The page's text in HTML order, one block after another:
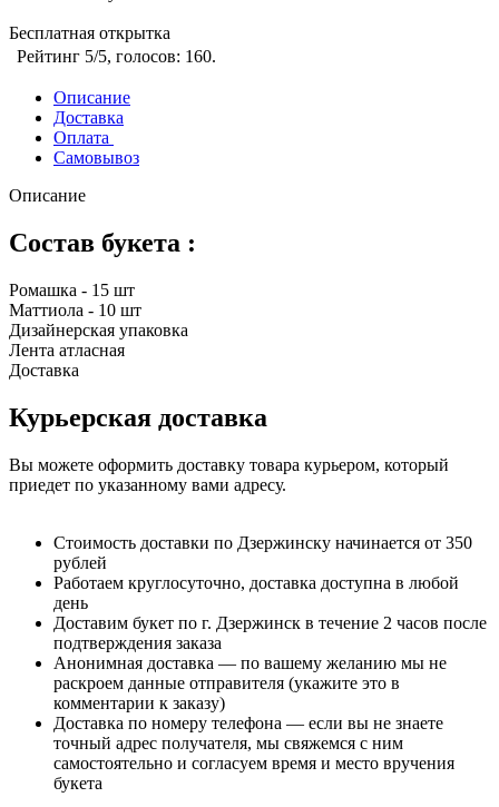
Бесплатная открытка
Рейтинг 5/5, голосов: 160.
Описание
Доставка
Оплата
Самовывоз
Описание
Состав букета :
Ромашка - 15 шт
Маттиола - 10 шт
Дизайнерская упаковка
Лента атласная
Доставка
Курьерская доставка
Вы можете оформить доставку товара курьером, который
приедет по указанному вами адресу.
Стоимость доставки по Дзержинску начинается от 350
рублей
Работаем круглосуточно, доставка доступна в любой
день
Доставим букет по г. Дзержинск в течение 2 часов после
подтверждения заказа
Анонимная доставка — по вашему желанию мы не
раскроем данные отправителя (укажите это в
комментарии к заказу)
Доставка по номеру телефона — если вы не знаете
точный адрес получателя, мы свяжемся с ним
самостоятельно и согласуем время и место вручения
букета